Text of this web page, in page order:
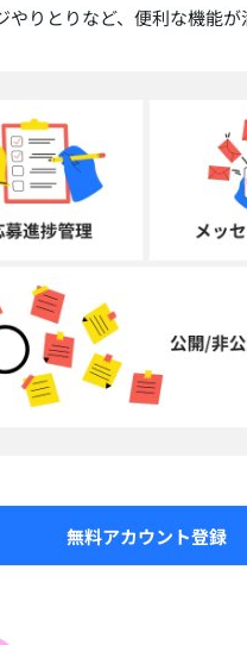
やりとりなど、便利な機能が
無料アカウント登録